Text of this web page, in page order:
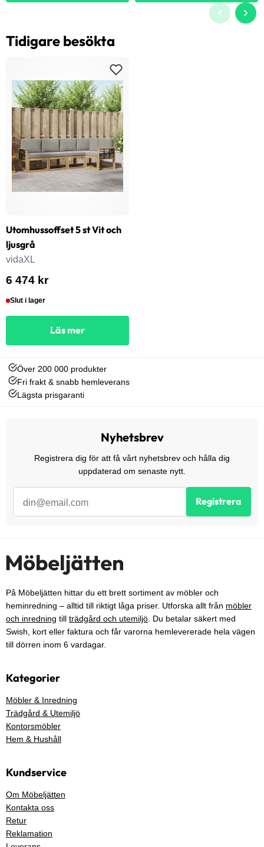
Tidigare besökta
Utomhussoffset 5 st Vit och
ljusgrå
vidaXL
6 474 kr
Slut i lager
Läs mer
Över 200 000 produkter
Fri frakt & snabb hemleverans
Lägsta prisgaranti
Nyhetsbrev
Registrera dig för att få vårt nyhetsbrev och hålla dig
uppdaterad om senaste nytt.
Registrera
På Möbeljätten hittar du ett brett sortiment av möbler och
heminredning – alltid till riktigt låga priser. Utforska allt från möbler
och inredning till trädgård och utemiljö . Du betalar säkert med
Swish, kort eller faktura och får varorna hemlevererade hela vägen
till dörren inom 6 vardagar.
Kategorier
Möbler & Inredning
Trädgård & Utemiljö
Kontorsmöbler
Hem & Hushåll
Kundservice
Om Möbeljätten
Kontakta oss
Retur
Reklamation